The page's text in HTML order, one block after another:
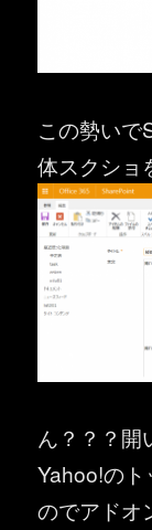
この勢いで
体スクシ
ん？？？開
Yahoo!の
のでアドオ